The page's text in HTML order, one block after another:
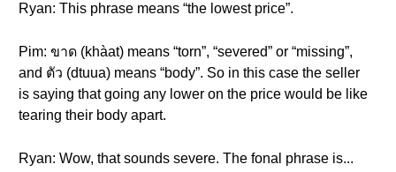
Ryan: This phrase means “the lowest price”.
Pim: ขาด (khàat) means “torn”, “severed” or “missing”,
and ตัว (dtuua) means “body”. So in this case the seller
is saying that going any lower on the price would be like
tearing their body apart.
Ryan: Wow, that sounds severe. The fonal phrase is...